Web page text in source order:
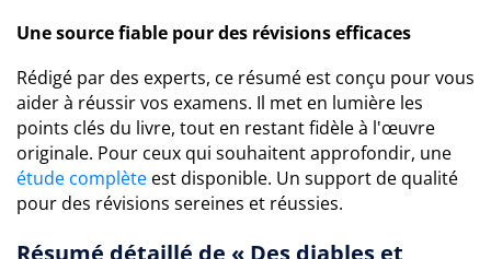
Une source fiable pour des révisions efficaces
Rédigé par des experts, ce résumé est conçu pour vous
aider à réussir vos examens. Il met en lumière les
points clés du livre, tout en restant fidèle à l'œuvre
originale. Pour ceux qui souhaitent approfondir, une
étude complète est disponible. Un support de qualité
pour des révisions sereines et réussies.
Résumé détaillé de « Des diables et